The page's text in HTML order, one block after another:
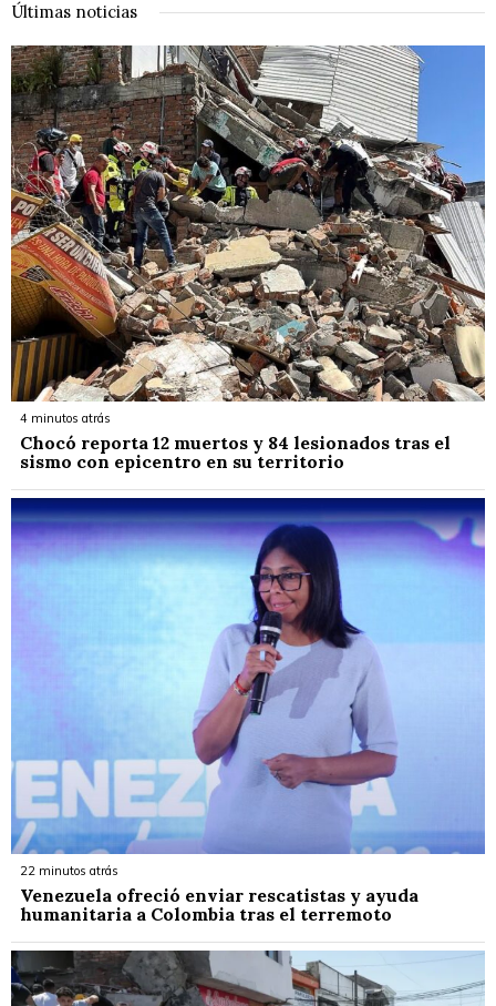
Últimas noticias
4 minutos atrás
Chocó reporta 12 muertos y 84 lesionados tras el
sismo con epicentro en su territorio
22 minutos atrás
Venezuela ofreció enviar rescatistas y ayuda
humanitaria a Colombia tras el terremoto